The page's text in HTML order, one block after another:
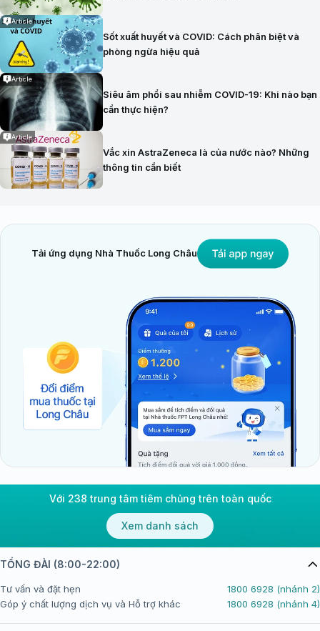
Article
Sốt xuất huyết và COVID: Cách phân biệt và
phòng ngừa hiệu quả
Article
Siêu âm phổi sau nhiễm COVID-19: Khi nào bạn
cần thực hiện?
Article
Vắc xin AstraZeneca là của nước nào? Những
thông tin cần biết
Tải ứng dụng Nhà Thuốc Long Châu
Với 238 trung tâm tiêm chủng trên toàn quốc
Xem danh sách
TỔNG ĐÀI (8:00-22:00)
Tư vấn và đặt hẹn
1800 6928 (nhánh 2)
Góp ý chất lượng dịch vụ và Hỗ trợ khác
1800 6928 (nhánh 4)